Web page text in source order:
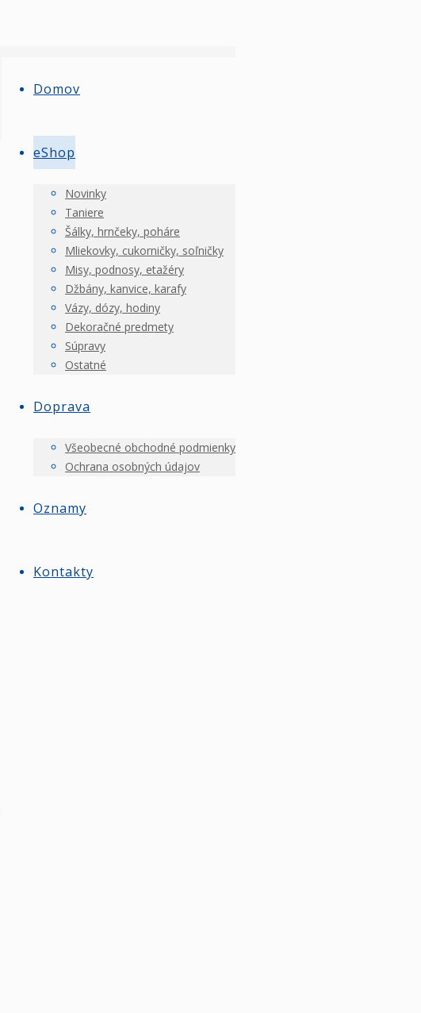
Domov
eShop
Novinky
Taniere
Šálky, hrnčeky, poháre
Mliekovky, cukorničky, soľničky
Misy, podnosy, etažéry
Džbány, kanvice, karafy
Vázy, dózy, hodiny
Dekoračné predmety
Súpravy
Ostatné
Doprava
Všeobecné obchodné podmienky
Ochrana osobných údajov
Oznamy
Kontakty